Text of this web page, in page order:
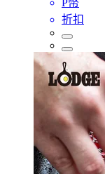
P幣
折扣